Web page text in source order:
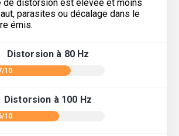
de distorsion est élevée et moins
parasites ou décalage dans le
émis.
Distorsion à 80 Hz
10
Distorsion à 100 Hz
10